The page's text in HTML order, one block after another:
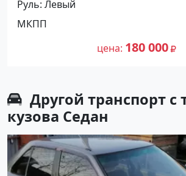
цвет Красный Седан 2008
цене 180000 рублей,
№25279 на сайте
Руль Левый
МКПП
цена 180 000
Другой транспорт с
кузова Седан